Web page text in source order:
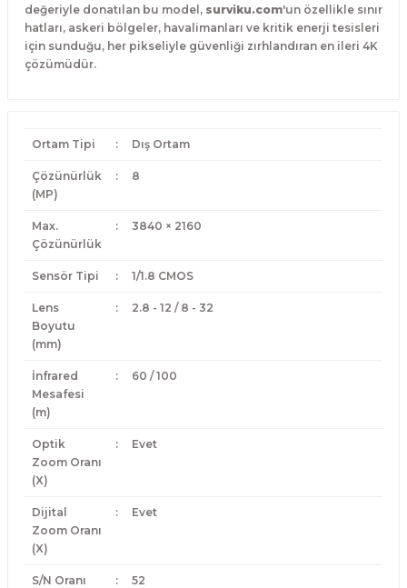
değeriyle donatılan bu model, surviku.com'un özellikle sınır
hatları, askeri bölgeler, havalimanları ve kritik enerji tesisleri
için sunduğu, her pikseliyle güvenliği zırhlandıran en ileri 4K
çözümüdür.
Ortam Tipi : Dış Ortam
Çözünürlük
(MP)
: 8
Max.
Çözünürlük
: 3840 × 2160
Sensör Tipi : 1/1.8 CMOS
Lens
Boyutu
(mm)
: 2.8 - 12 / 8 - 32
İnfrared
Mesafesi
(m)
: 60 / 100
Optik
Zoom Oranı
(X)
: Evet
Dijital
Zoom Oranı
(X)
: Evet
S/N Oranı
: 52